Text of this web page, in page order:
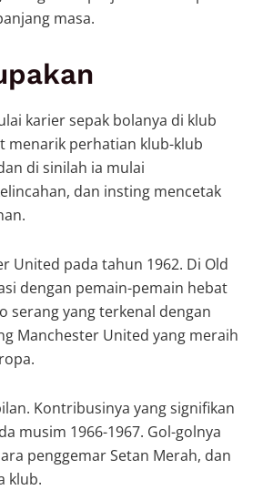
masa.
karier sepak bolanya di klub
menarik perhatian klub-klub
di sinilah ia mulai
dan insting mencetak
United pada tahun 1962. Di Old
dengan pemain-pemain hebat
serang yang terkenal dengan
Manchester United yang meraih
Kontribusinya yang signifikan
musim 1966-1967. Gol-golnya
penggemar Setan Merah, dan
klub.